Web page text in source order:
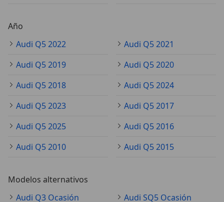
Año
Audi Q5 2022
Audi Q5 2021
Audi Q5 2019
Audi Q5 2020
Audi Q5 2018
Audi Q5 2024
Audi Q5 2023
Audi Q5 2017
Audi Q5 2025
Audi Q5 2016
Audi Q5 2010
Audi Q5 2015
Modelos alternativos
Audi Q3 Ocasión
Audi SQ5 Ocasión